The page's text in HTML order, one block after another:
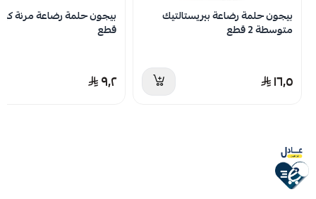
بيجون حلمة رضاعة بيريستالتيك
متوسطة 2 قطع
١٦٫٥
قطع
٩٫٢